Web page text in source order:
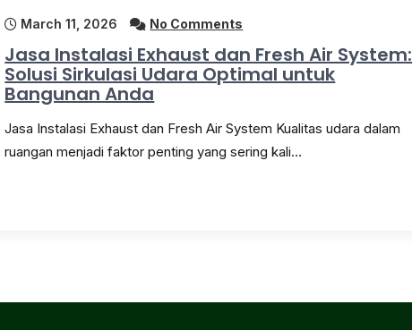
March 11, 2026 No Comments
Jasa Instalasi Exhaust dan Fresh Air System:
Solusi Sirkulasi Udara Optimal untuk
Bangunan Anda
Jasa Instalasi Exhaust dan Fresh Air System Kualitas udara dalam
ruangan menjadi faktor penting yang sering kali…